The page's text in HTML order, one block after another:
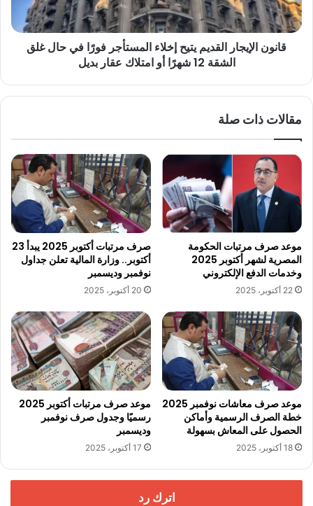
في
حال
امتلاك
قانون الإيجار القديم يتيح إخلاء المستأجر فورًا في حال غلق
الشقة 12 شهرًا أو امتلاك عقار بديل
مقالات ذات صلة
موعد صرف مرتبات الحكومة
المصرية لشهر أكتوبر 2025
وخدمات الدفع الإلكتروني
22 أكتوبر، 2025
صرف مرتبات أكتوبر 2025 يبدأ 23
أكتوبر.. وزارة المالية تعلن جداول
نوفمبر وديسمبر
20 أكتوبر، 2025
موعد صرف معاشات نوفمبر 2025
خطة الصرف الرسمية وأماكن
الحصول على المعاش بسهولة
18 أكتوبر، 2025
موعد صرف مرتبات أكتوبر 2025
رسميًا وجدول صرف نوفمبر
وديسمبر
17 أكتوبر، 2025
اترك رد